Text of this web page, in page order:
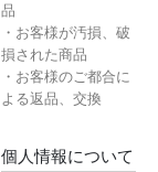
品
・お客様が汚損、破
損された商品
・お客様のご都合に
よる返品、交換
個人情報について